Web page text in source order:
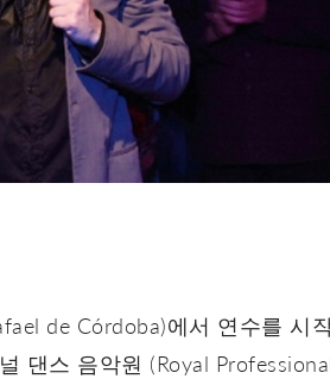
de Córdoba)에서 연수를 시
댄스 음악원 (Royal